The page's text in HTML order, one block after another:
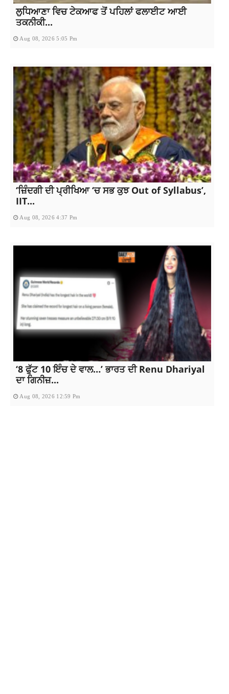
ਲੁਧਿਆਣਾ ਵਿਚ ਟੇਕਆਫ ਤੋਂ ਪਹਿਲਾਂ ਫਲਾਈਟ ਆਈ
ਤਕਨੀਕੀ...
Aug 08, 2026 5:05 Pm
‘ਜ਼ਿੰਦਗੀ ਦੀ ਪ੍ਰੀਖਿਆ ‘ਚ ਸਭ ਕੁਝ Out of Syllabus’,
IIT...
Aug 08, 2026 4:37 Pm
‘8 ਫੁੱਟ 10 ਇੰਚ ਦੇ ਵਾਲ…’ ਭਾਰਤ ਦੀ Renu Dhariyal
ਦਾ ਗਿਨੀਜ਼...
Aug 08, 2026 12:59 Pm